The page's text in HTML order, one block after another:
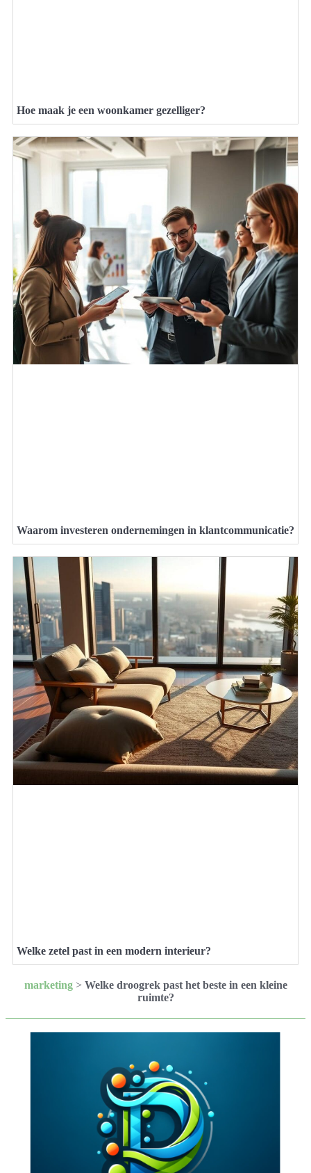
Hoe maak je een woonkamer gezelliger?
Waarom investeren ondernemingen in klantcommunicatie?
Welke zetel past in een modern interieur?
marketing> Welke droogrek past het beste in een kleine
ruimte?